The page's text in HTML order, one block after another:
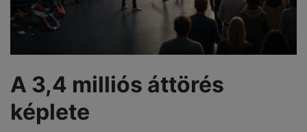
A 3,4 milliós áttörés
képlete